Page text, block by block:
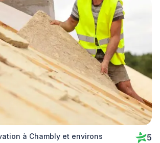
à Chambly et environs 5